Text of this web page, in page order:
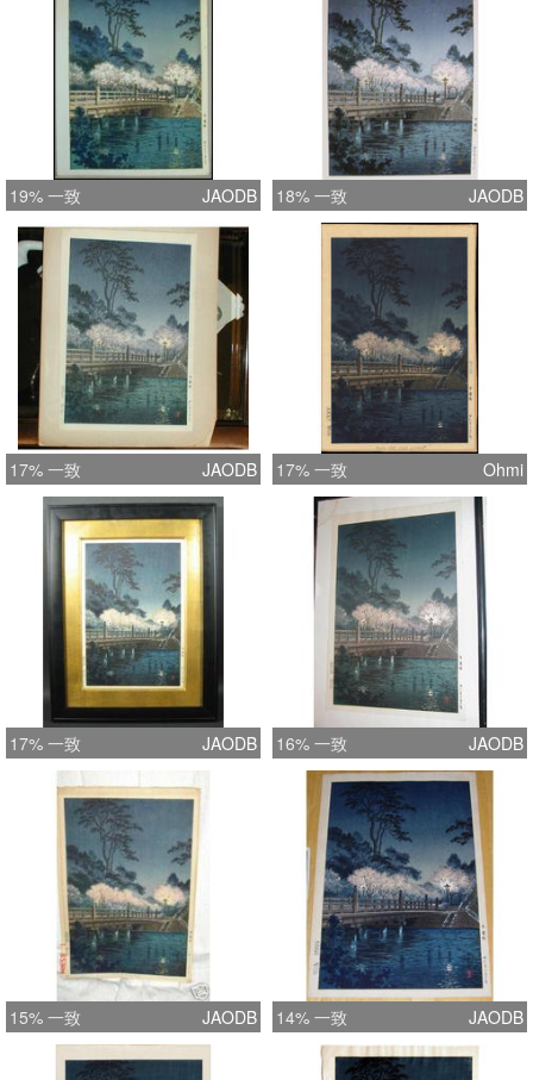
19% 一致 JAODB 18% 一致 JAODB
17% 一致 JAODB 17% 一致 Ohmi
17% 一致 JAODB 16% 一致 JAODB
15% 一致 JAODB 14% 一致 JAODB